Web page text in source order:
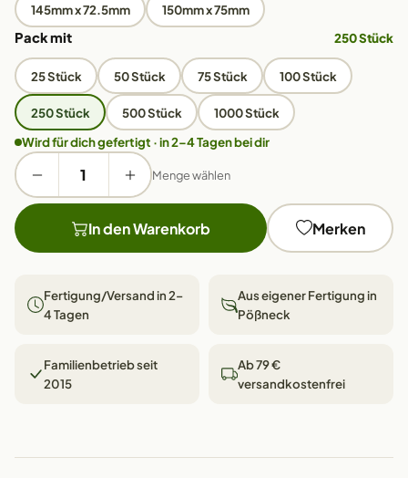
145mm x 72.5mm 150mm x 75mm
Pack mit 250 Stück
25 Stück 50 Stück 75 Stück 100 Stück
250 Stück 500 Stück
1000 Stück
Wird für dich gefertigt · in 2–4 Tagen bei dir
Menge wählen
In den Warenkorb Merken
Fertigung/Versand in 2–
4 Tagen
Aus eigener Fertigung in
Pößneck
Familienbetrieb seit
2015
Ab 79 €
versandkostenfrei